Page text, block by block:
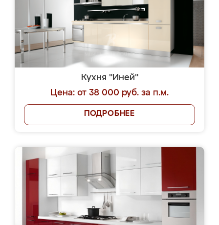
Кухня "Иней"
Цена: от 38 000 руб. за п.м.
ПОДРОБНЕЕ